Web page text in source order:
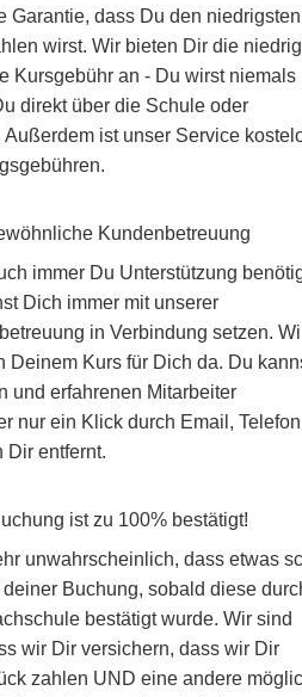
Garantie, dass Du den niedrigsten
wirst. Wir bieten Dir die
Kursgebühr an - Du wirst niemals
direkt über die Schule oder
ist unser Service
Kundenbetreuung
immer Du Unterstützung
Dich immer mit unserer
in Verbindung setzen.
Deinem Kurs für Dich da. Du
und erfahrenen Mitarbeiter
nur ein Klick durch Email,
Dir entfernt.
ist zu 100% bestätigt!
unwahrscheinlich, dass etwas
deiner Buchung, sobald diese
bestätigt wurde. Wir sind
wir Dir versichern, dass wir Dir
zahlen UND eine andere